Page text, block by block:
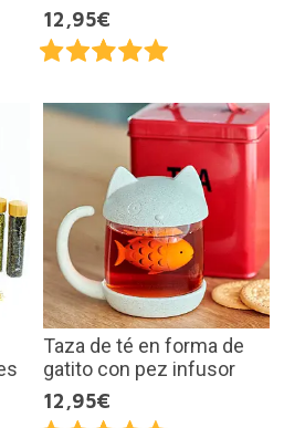
12,95€
Taza de té en forma de
gatito con pez infusor
12,95€